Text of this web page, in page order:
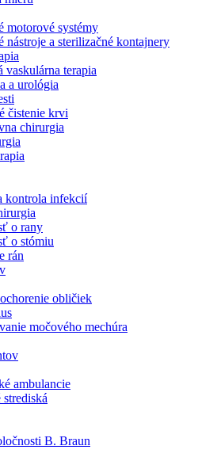
prevádzkujeme poradenstvo
metódam náhrady funkcie
ktoré potrebujete a navštívte nás.
motorové systémy
nástroje a sterilizačné kontajnery
vaskulárna terapia
a urológia
čistenie krvi
chirurgia
kontrola infekcií
o rany
o stómiu
rán
obličiek
močového mechúra
ambulancie
B. Braun